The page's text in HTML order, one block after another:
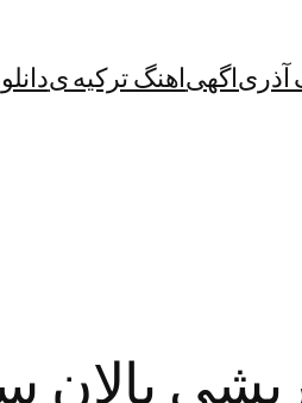
آذریاگهیاهنگ ترکیه ی